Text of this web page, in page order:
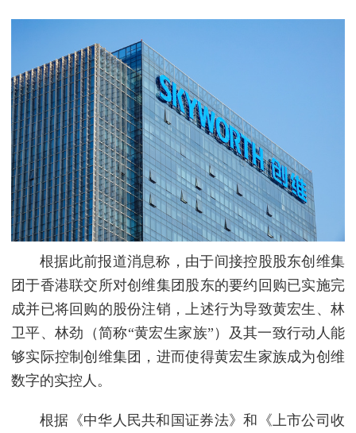
根据此前报道消息称，由于间接控股股东创维集
团于香港联交所对创维集团股东的要约回购已实施完
成并已将回购的股份注销，上述行为导致黄宏生、林
卫平、林劲（简称“黄宏生家族”）及其一致行动人能
够实际控制创维集团，进而使得黄宏生家族成为创维
数字的实控人。
根据《中华人民共和国证券法》和《上市公司收